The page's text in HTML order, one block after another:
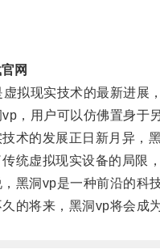
网
现实技术的最新进展，
用户可以仿佛置身于另
的发展正日新月异，黑
虚拟现实设备的局限，
洞vp是一种前沿的科技
将来，黑洞vp将会成为